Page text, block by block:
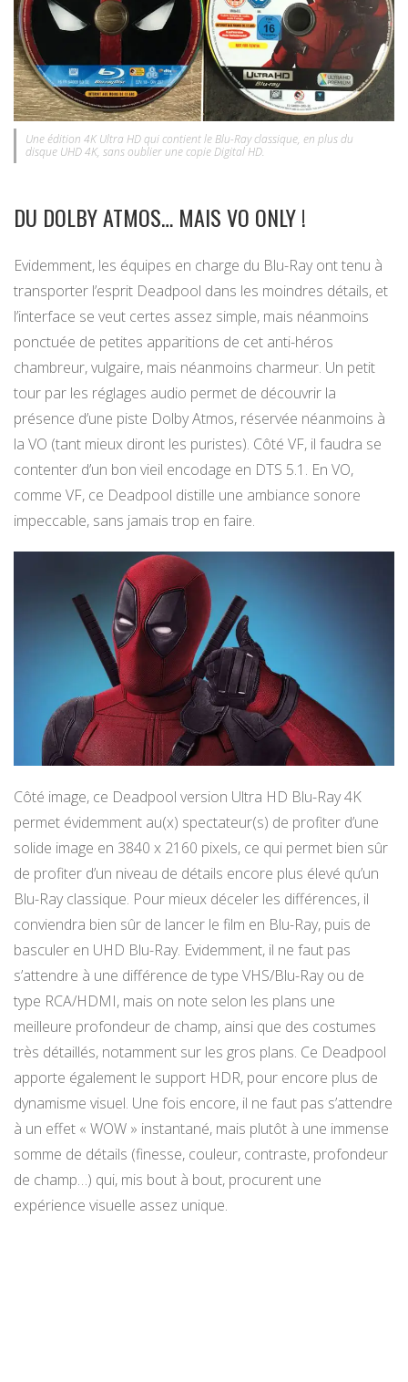
Une édition 4K Ultra HD qui contient le Blu-Ray classique, en plus du
disque UHD 4K, sans oublier une copie Digital HD.
DU DOLBY ATMOS… MAIS VO ONLY !
Evidemment, les équipes en charge du Blu-Ray ont tenu à
transporter l’esprit Deadpool dans les moindres détails, et
l’interface se veut certes assez simple, mais néanmoins
ponctuée de petites apparitions de cet anti-héros
chambreur, vulgaire, mais néanmoins charmeur. Un petit
tour par les réglages audio permet de découvrir la
présence d’une piste Dolby Atmos, réservée néanmoins à
la VO (tant mieux diront les puristes). Côté VF, il faudra se
contenter d’un bon vieil encodage en DTS 5.1. En VO,
comme VF, ce Deadpool distille une ambiance sonore
impeccable, sans jamais trop en faire.
Côté image, ce Deadpool version Ultra HD Blu-Ray 4K
permet évidemment au(x) spectateur(s) de profiter d’une
solide image en 3840 x 2160 pixels, ce qui permet bien sûr
de profiter d’un niveau de détails encore plus élevé qu’un
Blu-Ray classique. Pour mieux déceler les différences, il
conviendra bien sûr de lancer le film en Blu-Ray, puis de
basculer en UHD Blu-Ray. Evidemment, il ne faut pas
s’attendre à une différence de type VHS/Blu-Ray ou de
type RCA/HDMI, mais on note selon les plans une
meilleure profondeur de champ, ainsi que des costumes
très détaillés, notamment sur les gros plans. Ce Deadpool
apporte également le support HDR, pour encore plus de
dynamisme visuel. Une fois encore, il ne faut pas s’attendre
à un effet « WOW » instantané, mais plutôt à une immense
somme de détails (finesse, couleur, contraste, profondeur
de champ…) qui, mis bout à bout, procurent une
expérience visuelle assez unique.